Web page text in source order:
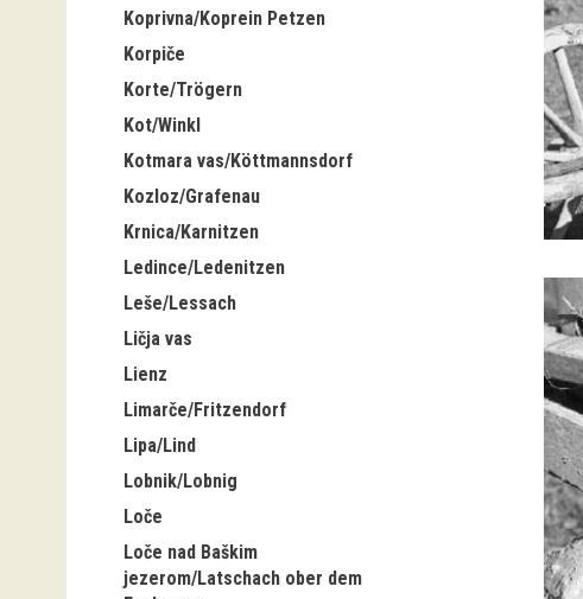
Koprivna/Koprein Petzen
Korpiče
Korte/Trögern
Kot/Winkl
Kotmara vas/Köttmannsdorf
Kozloz/Grafenau
Krnica/Karnitzen
Ledince/Ledenitzen
Leše/Lessach
Ličja vas
Lienz
Limarče/Fritzendorf
Lipa/Lind
Lobnik/Lobnig
Loče
Loče nad Baškim
jezerom/Latschach ober dem